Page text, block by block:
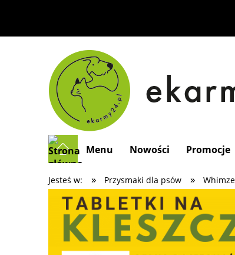
Menu Nowości Promocje
Jesteś w: » Przysmaki dla psów »